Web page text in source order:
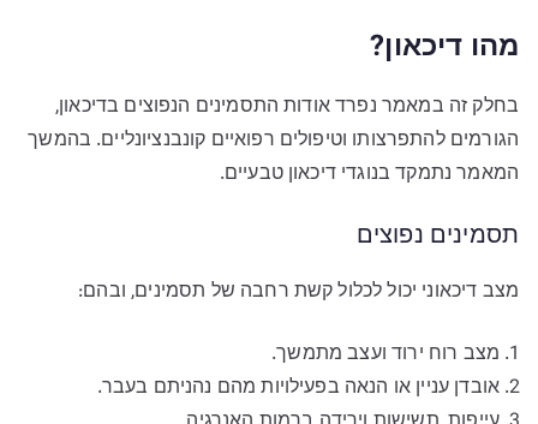
מהו דיכאון?
בחלק זה במאמר נפרד אודות התסמינים הנפוצים בדיכאון,
הגורמים להתפרצותו וטיפולים רפואיים קונבנציונליים. בהמשך
המאמר נתמקד בנוגדי דיכאון טבעיים.
תסמינים נפוצים
מצב דיכאוני יכול לכלול קשת רחבה של תסמינים, ובהם:
מצב רוח ירוד ועצב מתמשך.
אובדן עניין או הנאה בפעילויות מהם נהניתם בעבר.